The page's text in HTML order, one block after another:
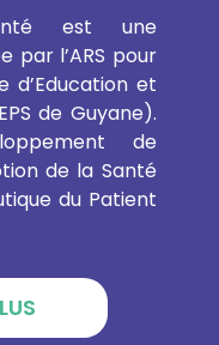
est une
par l’ARS pour
d’Education et
de Guyane).
de
de la Santé
du Patient